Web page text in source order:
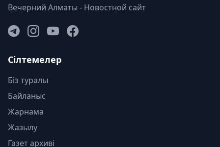
Вечерний Алматы - Новостной сайт
Сілтемелер
Біз туралы
Байланыс
Жарнама
Жазылу
Газет архиві